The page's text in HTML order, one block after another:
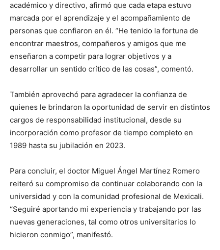
académico y directivo, afirmó que cada etapa estuvo
marcada por el aprendizaje y el acompañamiento de
personas que confiaron en él. “He tenido la fortuna de
encontrar maestros, compañeros y amigos que me
enseñaron a competir para lograr objetivos y a
desarrollar un sentido crítico de las cosas”, comentó.
También aprovechó para agradecer la confianza de
quienes le brindaron la oportunidad de servir en distintos
cargos de responsabilidad institucional, desde su
incorporación como profesor de tiempo completo en
1989 hasta su jubilación en 2023.
Para concluir, el doctor Miguel Ángel Martínez Romero
reiteró su compromiso de continuar colaborando con la
universidad y con la comunidad profesional de Mexicali.
“Seguiré aportando mi experiencia y trabajando por las
nuevas generaciones, tal como otros universitarios lo
hicieron conmigo”, manifestó.